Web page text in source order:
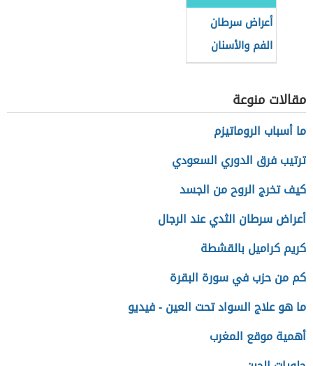
أعراض سرطان
الفم والأسنان
مقالات منوعة
ما أسباب الروماتيزم
ترتيب فرق الدوري السعودي
كيف تخرج الروح من الجسد
أعراض سرطان الثدي عند الرجال
كريم كراميل بالقشطة
كم من حزب في سورة البقرة
ما هو علاج السواد تحت العين - فيديو
أهمية موقع المغرب